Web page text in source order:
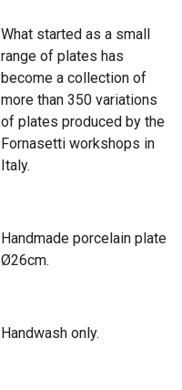
What started as a small
range of plates has
become a collection of
more than 350 variations
of plates produced by the
Fornasetti workshops in
Italy.
Handmade porcelain plate
Ø26cm.
Handwash only.